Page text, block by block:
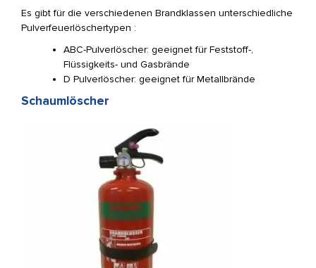
Es gibt für die verschiedenen Brandklassen unterschiedliche
Pulverfeuerlöschertypen :
ABC-Pulverlöscher: geeignet für Feststoff-,
Flüssigkeits- und Gasbrände
D Pulverlöscher: geeignet für Metallbrände
Schaumlöscher